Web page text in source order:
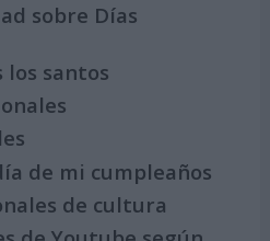
sobre Días
los santos
de mi cumpleaños
de cultura